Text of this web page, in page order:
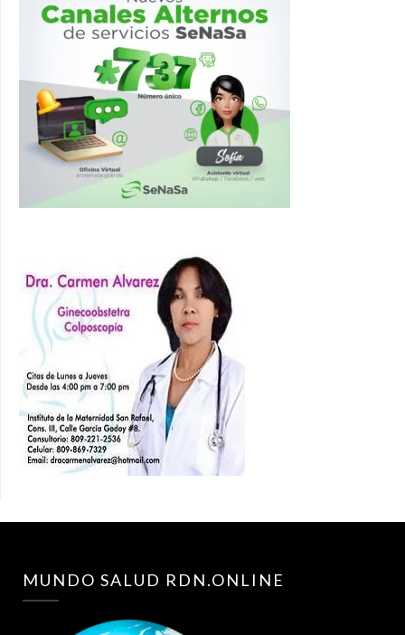
MUNDO SALUD RDN.ONLINE